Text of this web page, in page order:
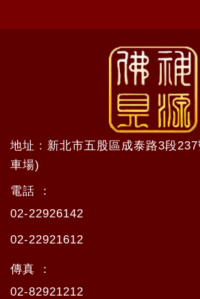
地址 : 新北市五股區成泰路3段
車場)
電話 ：
02-22926142
02-22921612
傳真 ：
02-82921212